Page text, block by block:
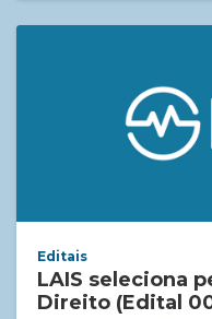
Editais
LAIS seleciona
Direito (Edital